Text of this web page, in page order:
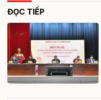
ĐỌC TIẾP